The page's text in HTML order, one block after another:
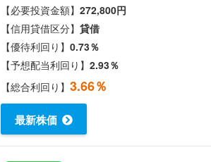
【必要投資金額】272,800円
【信用貸借区分】貸借
【優待利回り】0.73％
【予想配当利回り】2.93％
【総合利回り】3.66％
最新株価